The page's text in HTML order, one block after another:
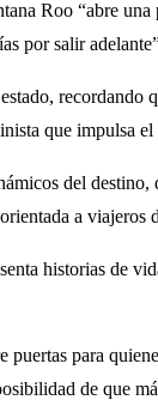
Roo “abre
por salir
que impulsa
del
a viajeros
historias de
para
de que